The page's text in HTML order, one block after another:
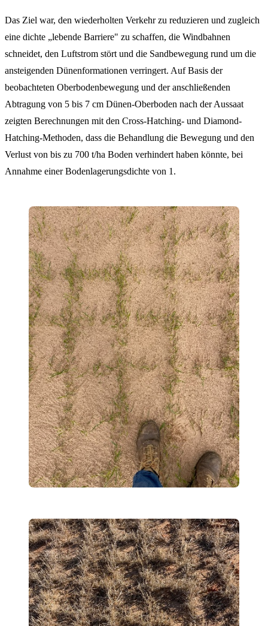
Das Ziel war, den wiederholten Verkehr zu reduzieren und zugleich
eine dichte „lebende Barriere" zu schaffen, die Windbahnen
schneidet, den Luftstrom stört und die Sandbewegung rund um die
ansteigenden Dünenformationen verringert. Auf Basis der
beobachteten Oberbodenbewegung und der anschließenden
Abtragung von 5 bis 7 cm Dünen-Oberboden nach der Aussaat
zeigten Berechnungen mit den Cross-Hatching- und Diamond-
Hatching-Methoden, dass die Behandlung die Bewegung und den
Verlust von bis zu 700 t/ha Boden verhindert haben könnte, bei
Annahme einer Bodenlagerungsdichte von 1.